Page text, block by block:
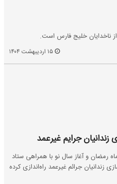
ناخدایان خلیج فارس است.
به مناسبت ماه رمضان و آغاز سال نو با همراهی ستاد
زندانیان جرائم غیرعمد راه‌اندازی کرده